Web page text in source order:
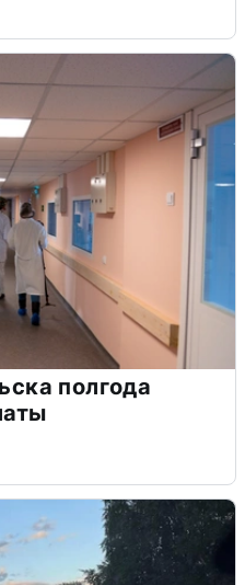
полгода